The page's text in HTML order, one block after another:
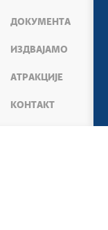
ДОКУМЕНТА
ИЗДВАЈАМО
АТРАКЦИЈЕ
КОНТАКТ